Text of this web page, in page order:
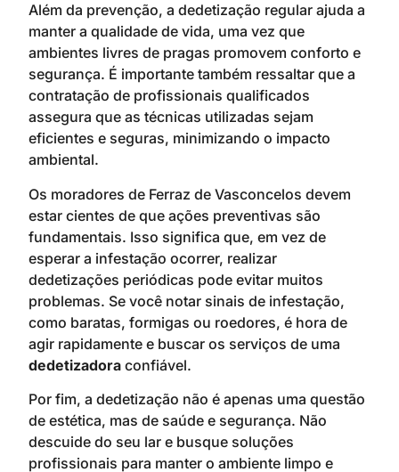
Além da prevenção, a dedetização regular ajuda a
manter a qualidade de vida, uma vez que
ambientes livres de pragas promovem conforto e
segurança. É importante também ressaltar que a
contratação de profissionais qualificados
assegura que as técnicas utilizadas sejam
eficientes e seguras, minimizando o impacto
ambiental.
Os moradores de Ferraz de Vasconcelos devem
estar cientes de que ações preventivas são
fundamentais. Isso significa que, em vez de
esperar a infestação ocorrer, realizar
dedetizações periódicas pode evitar muitos
problemas. Se você notar sinais de infestação,
como baratas, formigas ou roedores, é hora de
agir rapidamente e buscar os serviços de uma
dedetizadora confiável.
Por fim, a dedetização não é apenas uma questão
de estética, mas de saúde e segurança. Não
descuide do seu lar e busque soluções
profissionais para manter o ambiente limpo e